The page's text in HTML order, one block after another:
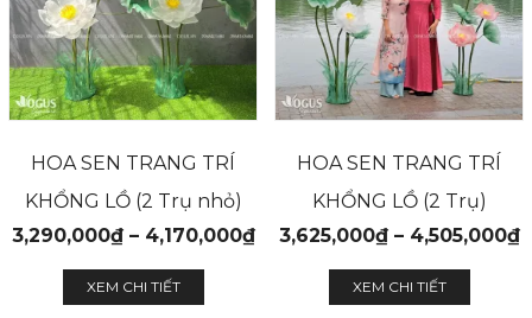
HOA SEN TRANG TRÍ
KHỔNG LỒ (2 Trụ nhỏ)
3,290,000₫– 4,170,000₫
XEM CHI TIẾT
HOA SEN TRANG TRÍ
KHỔNG LỒ (2 Trụ)
3,625,000₫– 4,505,000₫
XEM CHI TIẾT